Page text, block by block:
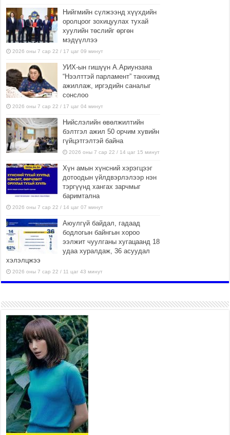
Нийгмийн сүлжээнд хүүхдийн
оролцоог зохицуулах тухай
хуулийн төслийг өргөн
мэдүүллээ
2026 оны 7 сар 22 / 17 цаг 09 минут
УИХ-ын гишүүн А.Ариунзаяа
“Нээлттэй парламент” танхимд
ажиллаж, иргэдийн саналыг
сонслоо
2026 оны 7 сар 22 / 17 цаг 04 минут
Нийслэлийн өвөлжилтийн
бэлтгэл ажил 50 орчим хувийн
гүйцэтгэлтэй байна
2026 оны 7 сар 22 / 14 цаг 15 минут
Хүн амын хүнсний хэрэгцээг
дотоодын үйлдвэрлэлээр нэн
тэргүүнд хангах зарчмыг
баримтална
2026 оны 7 сар 22 / 14 цаг 07 минут
Аюулгүй байдал, гадаад
бодлогын байнгын хороо
ээлжит чуулганы хугацаанд 18
удаа хуралдаж, 36 асуудал
хэлэлцжээ
2026 оны 7 сар 22 / 11 цаг 43 минут
боломжтой-Хүүхэд хөгжүүлэх
төв” байгуулах төсөлд төр,
хувийн хэвшлийн түншлэлийн хүрээнд хамтран
ажиллахыг урьж байна
2026 оны 7 сар 22 / 9 цаг 28 минут
Б.Пүрэвдагва: “Урт цагаан”-ыг залуучууд чөлөөт
цагаа өнгөрүүлдэг, жуулчид зорьж ирдэг цэг
болгоно
2026 оны 7 сар 21 / 16 цаг 47 минут
Тусгай замын автобус /BRT/ төслийн удирдах
хорооны ээлжит хуралдаан боллоо
2026 оны 7 сар 21 / 16 цаг 43 минут